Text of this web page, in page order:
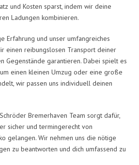
und Kosten sparst, indem wir deine
Ladungen kombinieren.
Erfahrung und unser umfangreiches
einen reibungslosen Transport deiner
Gegenstände garantieren. Dabei spielt es
einen kleinen Umzug oder eine große
wir passen uns individuell deinen
Bremerhaven Team sorgt dafür,
sicher und termingerecht von
gelangen. Wir nehmen uns die nötige
zu beantworten und dich umfassend zu